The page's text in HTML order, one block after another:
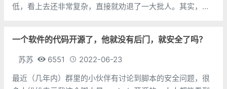
低，看上去还非常复杂，直接就劝退了一大批人。其实，只
一个软件的代码开源了，他就没有后门，就安全了吗？
苏苏 6551
2022-06-23
最近（几年内）群里的小伙伴有讨论到脚本的安全问题，很